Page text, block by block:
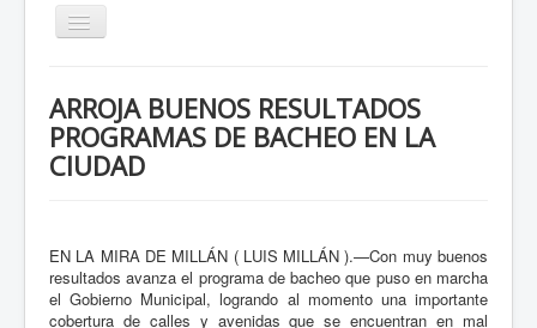
Toggle
ESTATAL
SEGURIDAD
ARROJA BUENOS RESULTADOS
PROGRAMAS DE BACHEO EN LA
CIUDAD
EN LA MIRA DE MILLÁN ( LUIS MILLÁN ).—Con muy buenos
resultados avanza el programa de bacheo que puso en marcha
el Gobierno Municipal, logrando al momento una importante
cobertura de calles y avenidas que se encuentran en mal